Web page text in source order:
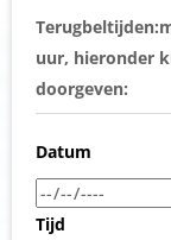
uur, hieronder
doorgeven:
Datum
Tijd